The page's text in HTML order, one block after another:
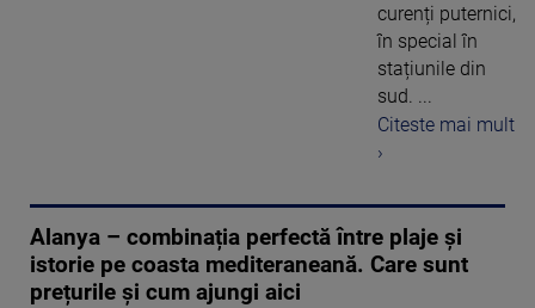
curenți puternici,
în special în
stațiunile din
sud. ...
Citeste mai mult
›
Alanya – combinația perfectă între plaje și
istorie pe coasta mediteraneană. Care sunt
prețurile și cum ajungi aici